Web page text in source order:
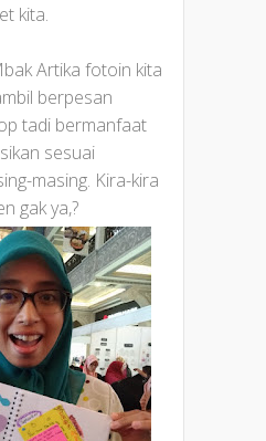
kita.
Artika fotoin kita
berpesan
tadi bermanfaat
sesuai
masing. Kira-kira
gak ya,?